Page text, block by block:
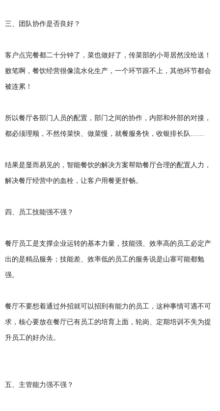
三、团队协作是否良好？
客户点完餐都二十分钟了，菜也做好了，传菜部的小哥居然没给送！
败笔啊，餐饮经营很像流水化生产，一个环节跟不上，其他环节都会
被连累！
所以餐厅各部门人员的配置，部门之间的协作，内部和外部的对接，
都必须理顺，不然传菜快、做菜慢，就餐服务快，收银排长队……
结果是显而易见的，智能餐饮的解决方案帮助餐厅合理的配置人力，
解决餐厅经营中的血栓，让客户用餐更舒畅。
四、员工技能强不强？
餐厅员工是支撑企业运转的基本力量，技能强、效率高的员工必定产
出的是精品服务；技能差、效率低的员工的服务说是山寨可能都勉
强。
餐厅不要想着通过外招就可以招到有能力的员工，这种事情可遇不可
求，核心要放在餐厅已有员工的培育上面，轮岗、定期培训不失为提
升员工的好办法。
五、主管能力强不强？